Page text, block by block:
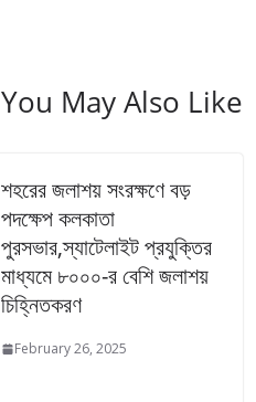
You May Also Like
শহরের জলাশয় সংরক্ষণে বড়
পদক্ষেপ কলকাতা
পুরসভার,স্যাটেলাইট প্রযুক্তির
মাধ্যমে ৮০০০-র বেশি জলাশয়
চিহ্নিতকরণ
February 26, 2025